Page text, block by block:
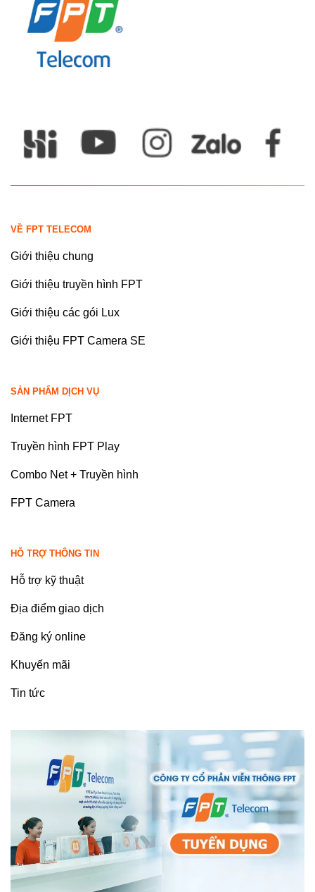
VỀ FPT TELECOM
Giới thiệu chung
Giới thiệu truyền hình FPT
Giới thiệu các gói Lux
Giới thiệu FPT Camera SE
SẢN PHẨM DỊCH VỤ
Internet FPT
Truyền hình FPT Play
Combo Net + Truyền hình
FPT Camera
HỖ TRỢ THÔNG TIN
Hỗ trợ kỹ thuật
Địa điểm giao dịch
Đăng ký online
Khuyến mãi
Tin tức